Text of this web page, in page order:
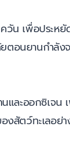
น เพื่อประหยั
อนยานกำลัง
และออกซิเจน
สัตว์ทะเลอย่